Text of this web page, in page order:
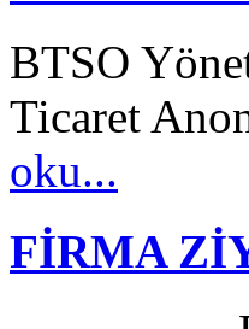
BTSO
Ticaret
oku...
FİRMA